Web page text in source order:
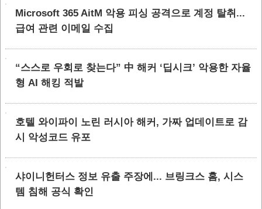
Microsoft 365 AitM 악용 피싱 공격으로 계정 탈취...
급여 관련 이메일 수집
“스스로 우회로 찾는다” 中 해커 ‘딥시크’ 악용한 자율
형 AI 해킹 적발
호텔 와이파이 노린 러시아 해커, 가짜 업데이트로 감
시 악성코드 유포
샤이니헌터스 정보 유출 주장에... 브링크스 홈, 시스
템 침해 공식 확인